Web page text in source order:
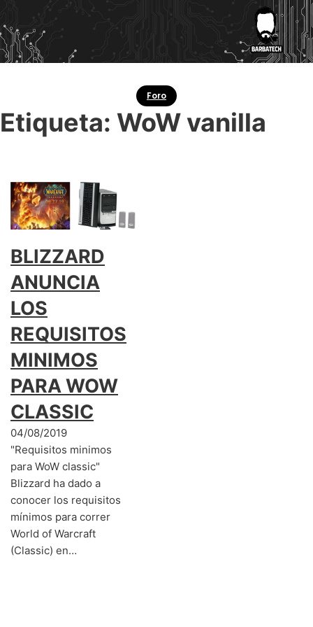
Foro
Etiqueta: WoW vanilla
BLIZZARD
ANUNCIA
LOS
REQUISITOS
MINIMOS
PARA WOW
CLASSIC
04/08/2019
"Requisitos minimos
para WoW classic"
Blizzard ha dado a
conocer los requisitos
mínimos para correr
World of Warcraft
(Classic) en…